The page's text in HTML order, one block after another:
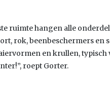
ruimte hangen alle
rok, beenbeschermers en
en krullen, typisch
roept Gorter.